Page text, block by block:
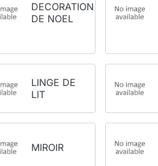
DECORATION
DE NOEL
LINGE DE
LIT
MIROIR